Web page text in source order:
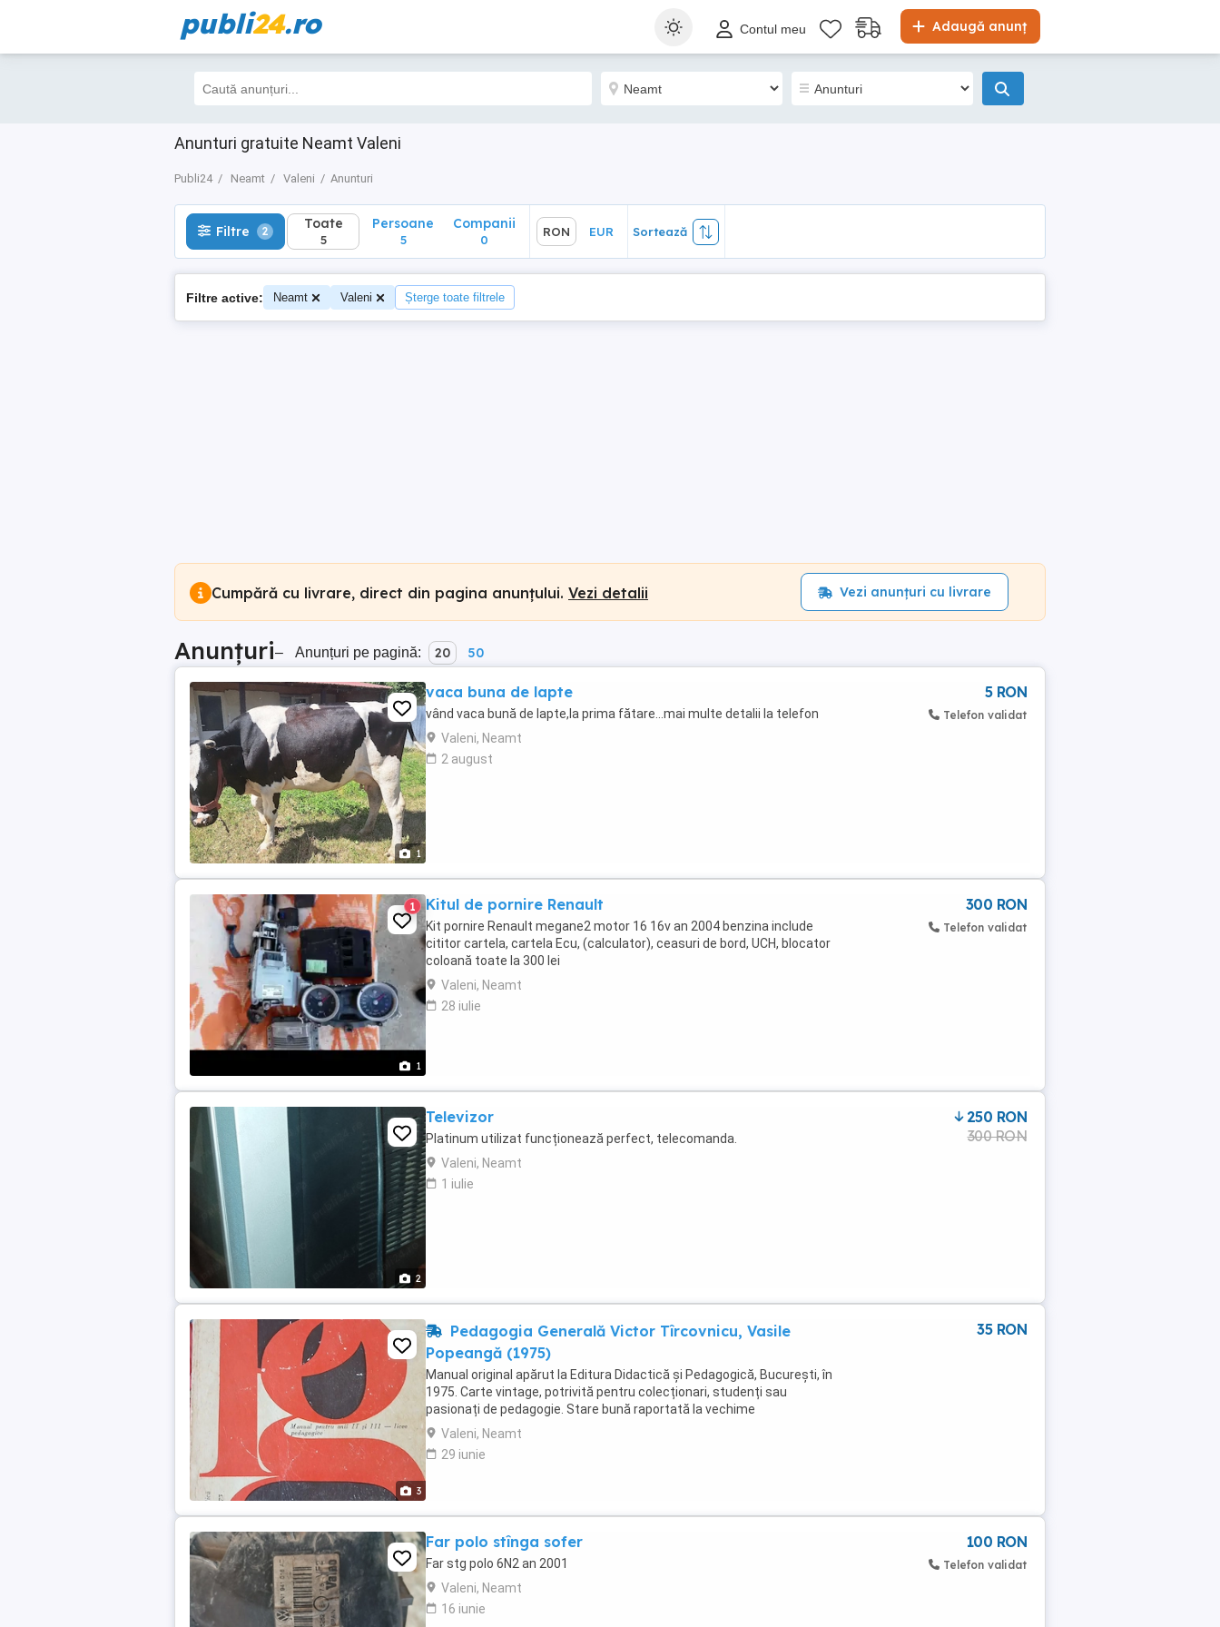
publi24.ro Adaugă anunț
Contul meu
Anunturi gratuite Neamt Valeni
Publi24 Neamt Valeni Anunturi
Filtre 2 Toate
5
Sortează
Filtre 2 Toate
5
Persoane
5
Companii
0
RON EUR Sortează
Filtre active: Neamt Valeni Șterge toate filtrele
Cumpără cu livrare, direct din pagina anunțului. Vezi detalii Vezi anunțuri cu livrare
Anunțuri– Anunțuri pe pagină: 20 50
1
vaca buna de lapte
vând vaca bună de lapte,la prima fătare...mai multe detalii la telefon
Valeni, Neamt
2 august
5 RON
Telefon validat
1
1 Kitul de pornire Renault
Kit pornire Renault megane2 motor 16 16v an 2004 benzina include
cititor cartela, cartela Ecu, (calculator), ceasuri de bord, UCH, blocator
coloană toate la 300 lei
Valeni, Neamt
28 iulie
300 RON
Telefon validat
2
Televizor
Platinum utilizat funcționează perfect, telecomanda.
Valeni, Neamt
1 iulie
250 RON
300 RON
3
Pedagogia Generală Victor Tîrcovnicu, Vasile
Popeangă (1975)
Manual original apărut la Editura Didactică și Pedagogică, București, în
1975. Carte vintage, potrivită pentru colecționari, studenți sau
pasionați de pedagogie. Stare bună raportată la vechime
Valeni, Neamt
29 iunie
35 RON
Far polo stînga sofer
Far stg polo 6N2 an 2001
Valeni, Neamt
16 iunie
100 RON
Telefon validat